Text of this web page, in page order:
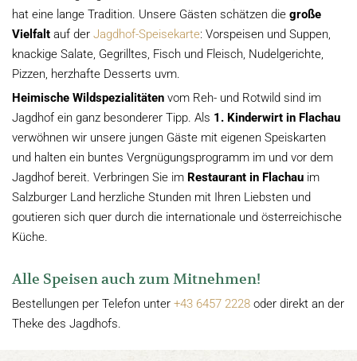
hat eine lange Tradition. Unsere Gästen schätzen die große
Vielfalt auf der Jagdhof-Speisekarte: Vorspeisen und Suppen,
knackige Salate, Gegrilltes, Fisch und Fleisch, Nudelgerichte,
Pizzen, herzhafte Desserts uvm.
Heimische Wildspezialitäten vom Reh- und Rotwild sind im
Jagdhof ein ganz besonderer Tipp. Als 1. Kinderwirt in Flachau
verwöhnen wir unsere jungen Gäste mit eigenen Speiskarten
und halten ein buntes Vergnügungsprogramm im und vor dem
Jagdhof bereit. Verbringen Sie im Restaurant in Flachau im
Salzburger Land herzliche Stunden mit Ihren Liebsten und
goutieren sich quer durch die internationale und österreichische
Küche.
Alle Speisen auch zum Mitnehmen!
Bestellungen per Telefon unter +43 6457 2228 oder direkt an der
Theke des Jagdhofs.